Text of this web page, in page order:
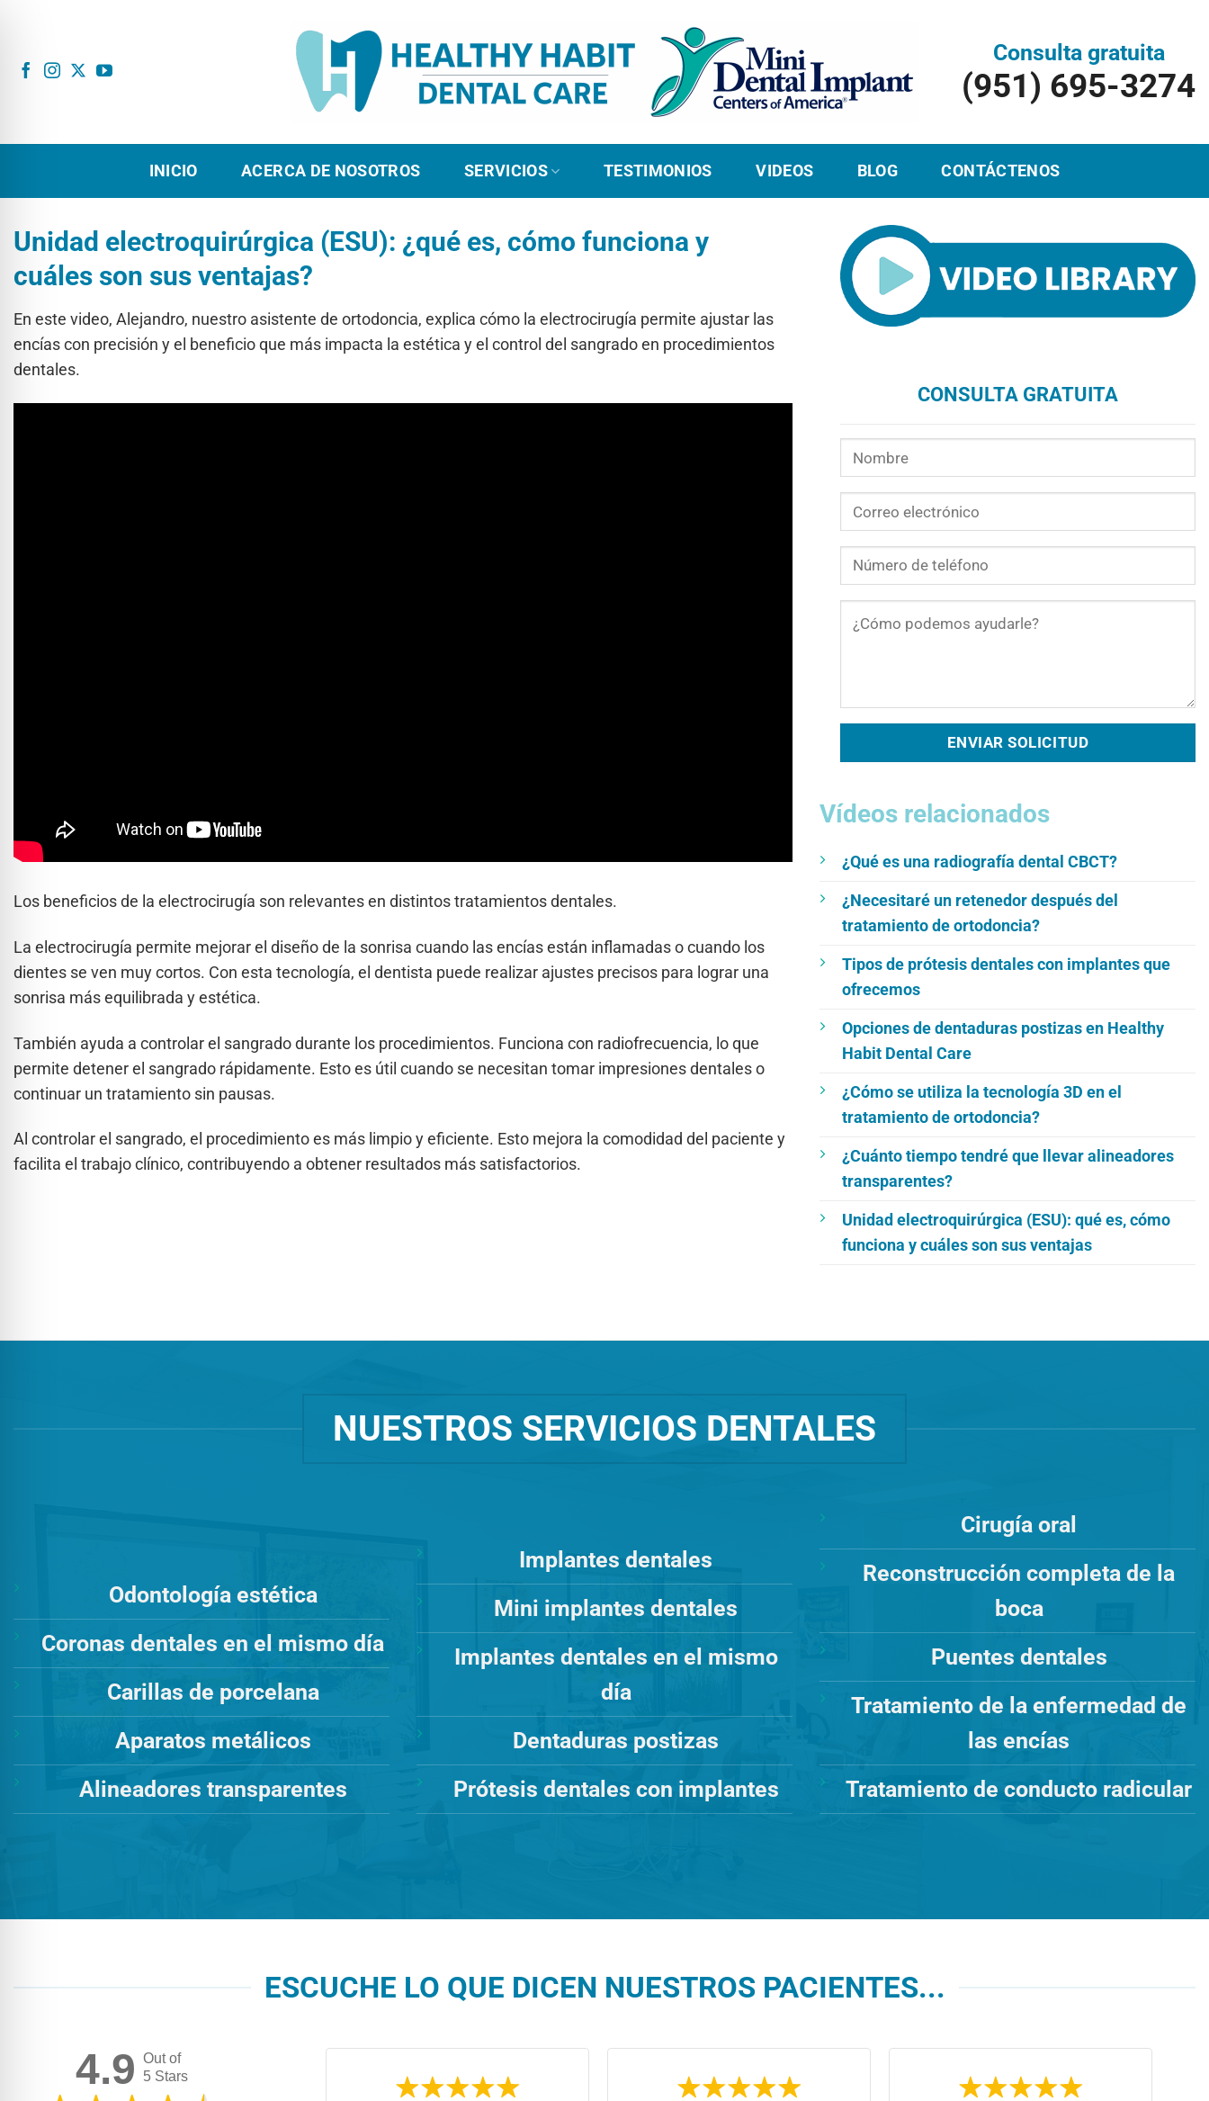
contenido
Consulta gratuita
(951) 695-3274
INICIO ACERCA DE NOSOTROS SERVICIOS TESTIMONIOS VIDEOS BLOG CONTÁCTENOS
Unidad electroquirúrgica (ESU): ¿qué es, cómo funciona y
cuáles son sus ventajas?
En este video, Alejandro, nuestro asistente de ortodoncia, explica cómo la electrocirugía permite ajustar las
encías con precisión y el beneficio que más impacta la estética y el control del sangrado en procedimientos
dentales.
Los beneficios de la electrocirugía son relevantes en distintos tratamientos dentales.
La electrocirugía permite mejorar el diseño de la sonrisa cuando las encías están inflamadas o cuando los
dientes se ven muy cortos. Con esta tecnología, el dentista puede realizar ajustes precisos para lograr una
sonrisa más equilibrada y estética.
También ayuda a controlar el sangrado durante los procedimientos. Funciona con radiofrecuencia, lo que
permite detener el sangrado rápidamente. Esto es útil cuando se necesitan tomar impresiones dentales o
continuar un tratamiento sin pausas.
Al controlar el sangrado, el procedimiento es más limpio y eficiente. Esto mejora la comodidad del paciente y
facilita el trabajo clínico, contribuyendo a obtener resultados más satisfactorios.
CONSULTA GRATUITA
Vídeos relacionados
¿Qué es una radiografía dental CBCT?
¿Necesitaré un retenedor después del
tratamiento de ortodoncia?
Tipos de prótesis dentales con implantes que
ofrecemos
Opciones de dentaduras postizas en Healthy
Habit Dental Care
¿Cómo se utiliza la tecnología 3D en el
tratamiento de ortodoncia?
¿Cuánto tiempo tendré que llevar alineadores
transparentes?
Unidad electroquirúrgica (ESU): qué es, cómo
funciona y cuáles son sus ventajas
NUESTROS SERVICIOS DENTALES
Odontología estética
Coronas dentales en el mismo día
Carillas de porcelana
Aparatos metálicos
Alineadores transparentes
Implantes dentales
Mini implantes dentales
Implantes dentales en el mismo
día
Dentaduras postizas
Prótesis dentales con implantes
Cirugía oral
Reconstrucción completa de la
boca
Puentes dentales
Tratamiento de la enfermedad de
las encías
Tratamiento de conducto radicular
ESCUCHE LO QUE DICEN NUESTROS PACIENTES...
4.9 Out of
5 Stars